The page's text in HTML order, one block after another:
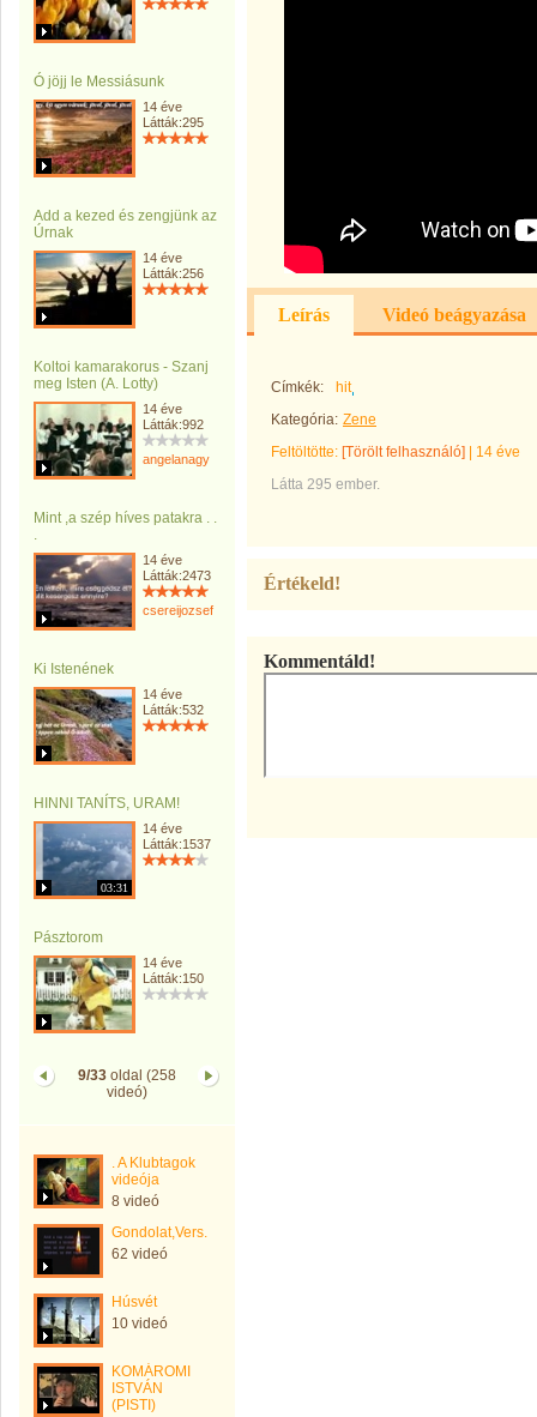
Ó jöjj le Messiásunk
14 éve
Látták:295
Add a kezed és zengjünk az
Úrnak
14 éve
Látták:256
Koltoi kamarakorus - Szanj
meg Isten (A. Lotty)
14 éve
Látták:992
angelanagy
Mint ,a szép híves patakra . .
.
14 éve
Látták:2473
csereijozsef
Ki Istenének
14 éve
Látták:532
HINNI TANÍTS, URAM!
03:31
14 éve
Látták:1537
Pásztorom
14 éve
Látták:150
9/33 oldal (258
videó)
. A Klubtagok
videója
8 videó
Gondolat,Vers.
62 videó
Húsvét
10 videó
KOMÁROMI
ISTVÁN
(PISTI)
Leírás Videó beágyazása
Címkék:
hit
Kategória: Zene
Feltöltötte: [Törölt felhasználó]
14 éve
Látta 295 ember.
Értékeld!
Kommentáld!